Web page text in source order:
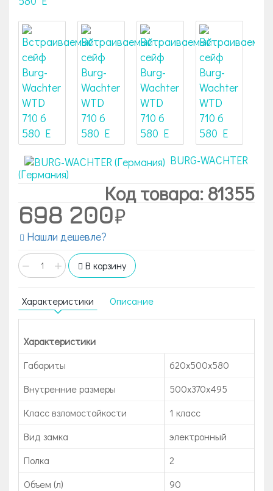
BURG-WACHTER
(Германия)
Код товара: 81355
698 200
Нашли дешевле?
− + В корзину
Характеристики Описание
Характеристики
Габариты
620х500х580
Внутренние размеры
500х370х495
Класс взломостойкости
1 класс
Вид замка
электронный
Полка
2
Объем (л)
90